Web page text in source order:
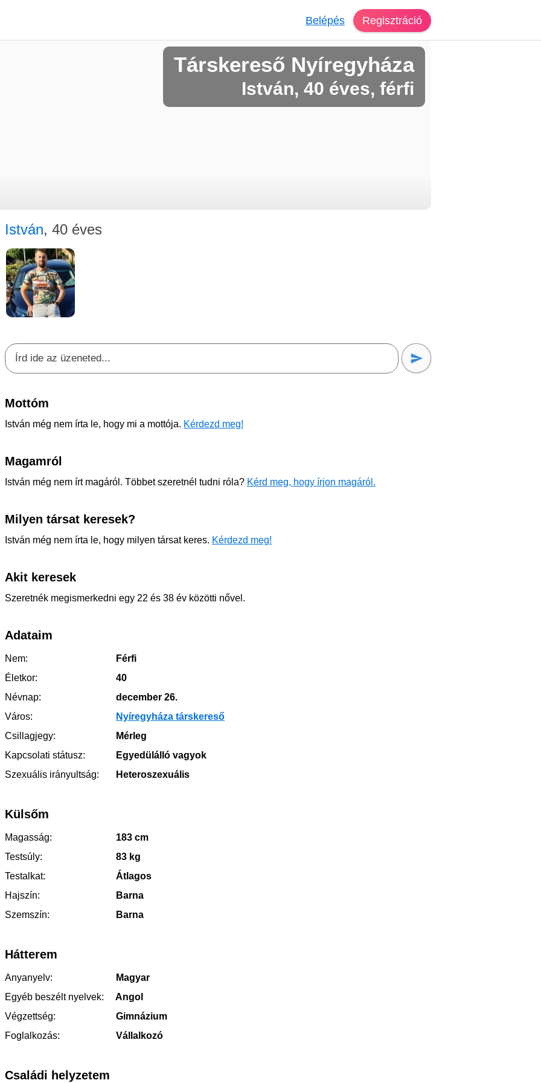
Belépés Regisztráció
Társkereső Nyíregyháza
István, 40 éves, férfi
István, 40 éves
Mottóm
István még nem írta le, hogy mi a mottója. Kérdezd meg!
Magamról
István még nem írt magáról. Többet szeretnél tudni róla? Kérd meg, hogy írjon magáról.
Milyen társat keresek?
István még nem írta le, hogy milyen társat keres. Kérdezd meg!
Akit keresek
Szeretnék megismerkedni egy 22 és 38 év közötti nővel.
Adataim
Nem:
Férfi
Életkor:
40
Névnap:
december 26.
Város:
Nyíregyháza társkereső
Csillagjegy:
Mérleg
Kapcsolati státusz:
Egyedülálló vagyok
Szexuális irányultság:
Heteroszexuális
Külsőm
Magasság:
183 cm
Testsúly:
83 kg
Testalkat:
Átlagos
Hajszín:
Barna
Szemszín:
Barna
Hátterem
Anyanyelv:
Magyar
Egyéb beszélt nyelvek:
Angol
Végzettség:
Gimnázium
Foglalkozás:
Vállalkozó
Családi helyzetem